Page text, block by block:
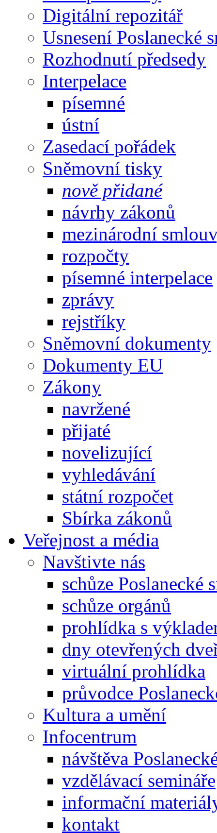
Digitální repozitář
Usnesení Poslanecké
Rozhodnutí předsedy
Interpelace
písemné
ústní
Zasedací pořádek
Sněmovní tisky
nově přidané
návrhy zákonů
mezinárodní
rozpočty
písemné interpelace
zprávy
rejstříky
Sněmovní dokumenty
Dokumenty EU
Zákony
navržené
přijaté
novelizující
vyhledávání
státní rozpočet
Sbírka zákonů
Veřejnost a média
Navštivte nás
schůze Poslanecké
schůze orgánů
prohlídka s
dny otevřených
virtuální prohlídka
průvodce
Kultura a umění
Infocentrum
návštěva
vzdělávací semináře
informační
kontakt